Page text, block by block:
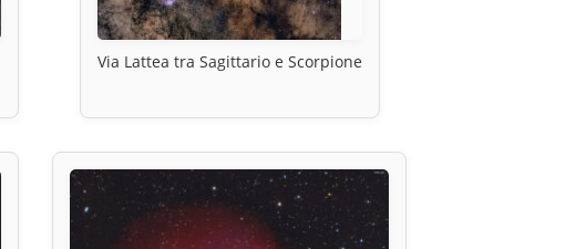
Via Lattea tra Sagittario e Scorpione